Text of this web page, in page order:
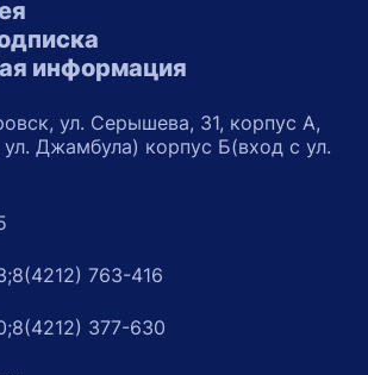
информация
ул. Серышева, 31, корпус А,
Джамбула) корпус Б(вход с ул.
8(4212) 763-416
8(4212) 377-630